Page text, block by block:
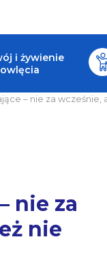
i żywienie
– nie za wcześnie,
nie za
nie